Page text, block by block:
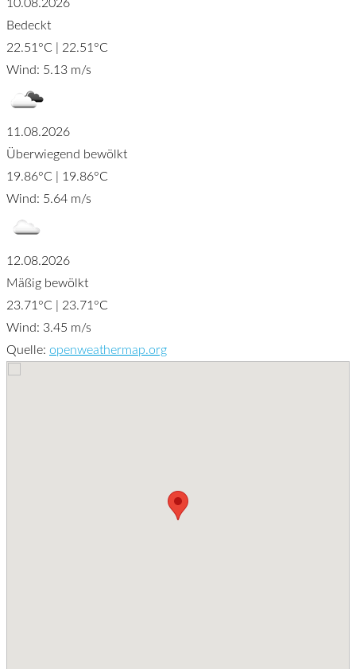
10.08.2026
Bedeckt
22.51°C | 22.51°C
Wind: 5.13 m/s
11.08.2026
Überwiegend bewölkt
19.86°C | 19.86°C
Wind: 5.64 m/s
12.08.2026
Mäßig bewölkt
23.71°C | 23.71°C
Wind: 3.45 m/s
Quelle: openweathermap.org